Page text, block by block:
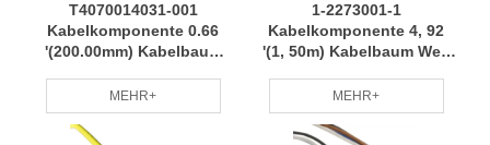
T4070014031-001
Kabelkomponente 0.66
'(200.00mm) Kabelbaum
verbreitet anwendbar RCD
MEHR+
1-2273001-1
Kabelkomponente 4, 92
'(1, 50m) Kabelbaum Weit
Vollständigen
Spezifikationen RCD
MEHR+